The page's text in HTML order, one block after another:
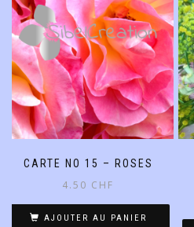
CARTE NO 15 – ROSES
4.50 CHF
AJOUTER AU PANIER